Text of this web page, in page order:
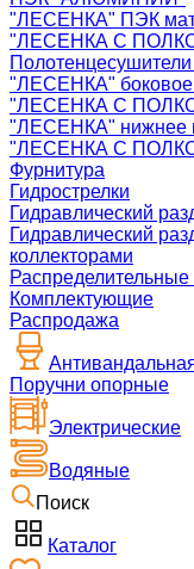
"ЛЕСЕНКА" ПЭК
"ЛЕСЕНКА С
"ЛЕСЕНКА" боковое
"ЛЕСЕНКА С
"ЛЕСЕНКА" нижнее
"ЛЕСЕНКА С
Фурнитура
Гидрострелки
Гидравлический
Гидравлический
коллекторами
Распределительные
Комплектующие
Распродажа
Поручни опорные
Электрические
Водяные
Поиск
Каталог